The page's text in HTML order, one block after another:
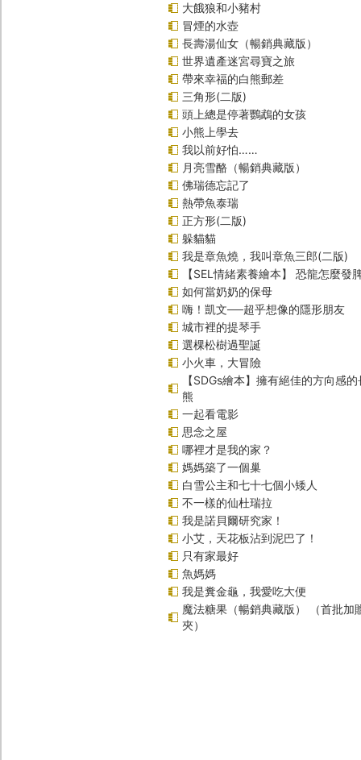
大餓狼和小豬村
冒煙的水壺
長壽湯仙女（暢銷典藏版）
世界遺產迷宮尋寶之旅
帶來幸福的白熊郵差
三角形(二版)
頭上總是停著鸚鵡的女孩
小熊上學去
我以前好怕……
月亮雪酪（暢銷典藏版）
佛瑞德忘記了
熱帶魚泰瑞
正方形(二版)
躲貓貓
我是章魚燒，我叫章魚三郎(二版)
【SEL情緒素養繪本】 恐龍怎麼發
如何當奶奶的保母
嗨！凱文──超乎想像的隱形朋友
城市裡的提琴手
選棵松樹過聖誕
小火車，大冒險
【SDGs繪本】擁有絕佳的方向感
熊
一起看電影
思念之屋
哪裡才是我的家？
媽媽築了一個巢
白雪公主和七十七個小矮人
不一樣的仙杜瑞拉
我是諾貝爾研究家！
小艾，天花板沾到泥巴了！
只有家最好
魚媽媽
我是糞金龜，我愛吃大便
魔法糖果（暢銷典藏版） （首批加
夾）